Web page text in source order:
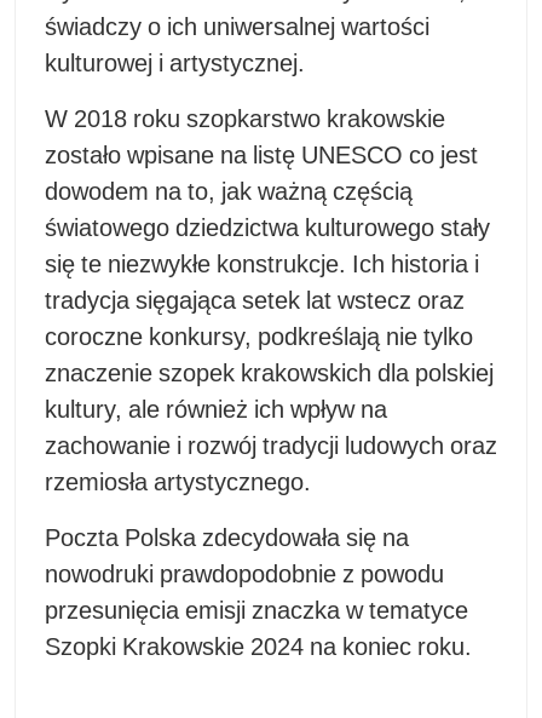
świadczy o ich uniwersalnej wartości
kulturowej i artystycznej.
W 2018 roku szopkarstwo krakowskie
zostało wpisane na listę UNESCO co jest
dowodem na to, jak ważną częścią
światowego dziedzictwa kulturowego stały
się te niezwykłe konstrukcje. Ich historia i
tradycja sięgająca setek lat wstecz oraz
coroczne konkursy, podkreślają nie tylko
znaczenie szopek krakowskich dla polskiej
kultury, ale również ich wpływ na
zachowanie i rozwój tradycji ludowych oraz
rzemiosła artystycznego.
Poczta Polska zdecydowała się na
nowodruki prawdopodobnie z powodu
przesunięcia emisji znaczka w tematyce
Szopki Krakowskie 2024 na koniec roku.